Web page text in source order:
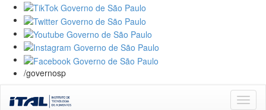
/governosp
navigation